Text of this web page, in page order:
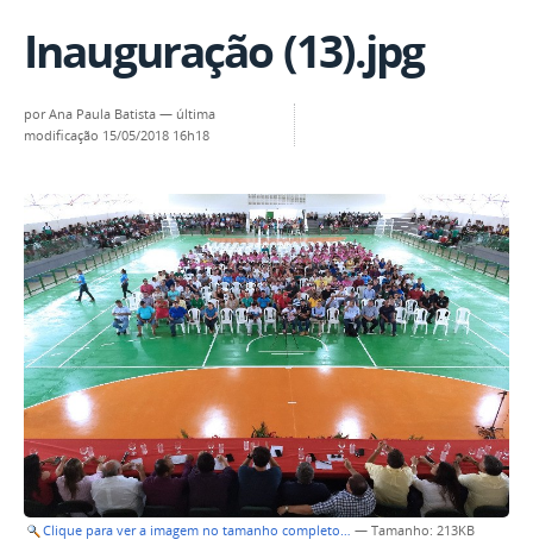
Inauguração (13).jpg
porAna Paula Batista — última
modificação 15/05/2018 16h18
Clique para ver a imagem no tamanho completo… — Tamanho: 213KB